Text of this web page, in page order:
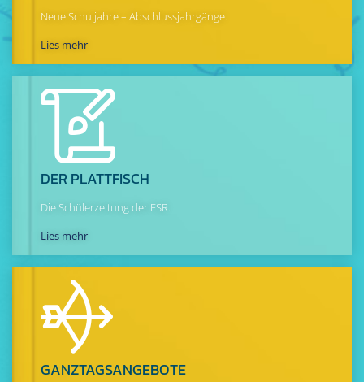
Neue Schuljahre – Abschlussjahrgänge.
Lies mehr
DER PLATTFISCH
Die Schülerzeitung der FSR.
Lies mehr
GANZTAGS­ANGEBOTE